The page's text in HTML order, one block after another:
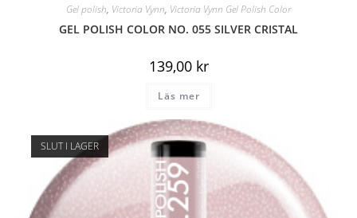
Gel polish, Victoria Vynn, Victoria Vynn Gel Polish Color
GEL POLISH COLOR NO. 055 SILVER CRISTAL
139,00 kr
Läs mer
SLUT I LAGER